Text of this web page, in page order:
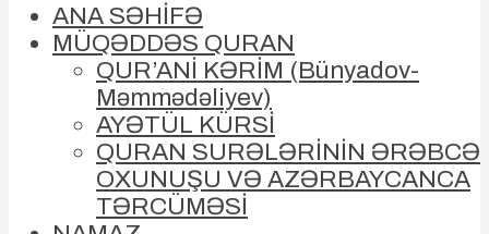
ANA SƏHİFƏ
MÜQƏDDƏS QURAN
QUR’ANİ KƏRİM (Bünyadov-
Məmmədəliyev)
AYƏTÜL KÜRSİ
QURAN SURƏLƏRİNİN ƏRƏBCƏ
OXUNUŞU VƏ AZƏRBAYCANCA
TƏRCÜMƏSİ